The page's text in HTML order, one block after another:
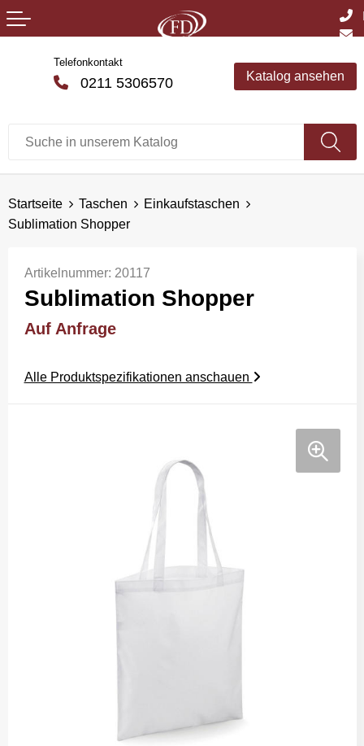
Telefonkontakt
0211 5306570 Katalog ansehen
Startseite Taschen
Einkaufstaschen
Sublimation Shopper
Artikelnummer: 20117
Sublimation Shopper
Auf Anfrage
Alle Produktspezifikationen anschauen